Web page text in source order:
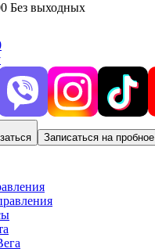
Без выходных
Записаться на пробное